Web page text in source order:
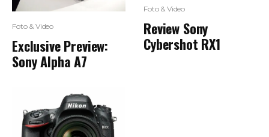
Foto & Video
Exclusive Preview:
Sony Alpha A7
Foto & Video
Review Sony
Cybershot RX1